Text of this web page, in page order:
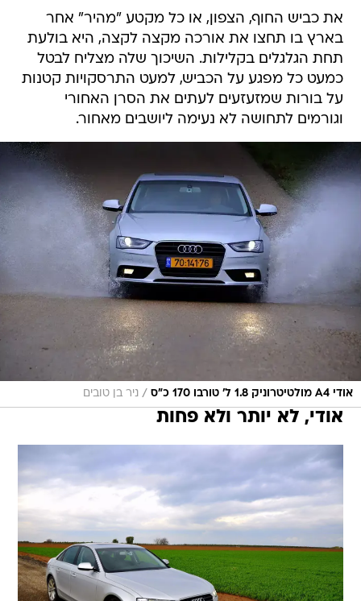
את כביש החוף, הצפון, או כל מקטע "מהיר" אחר
בארץ בו תחצו את אורכה מקצה לקצה, היא בולעת
תחת הגלגלים בקלילות. השיכוך שלה מצליח לבטל
כמעט כל מפגע על הכביש, למעט התרסקויות קטנות
על בורות שמזעזעים לעתים את הסרן האחורי
וגורמים לתחושה לא נעימה ליושבים מאחור.
אודי A4 מולטיטרוניק 1.8 ל' טורבו 170 כ"ס / ניר בן טובים
אודי, לא יותר ולא פחות